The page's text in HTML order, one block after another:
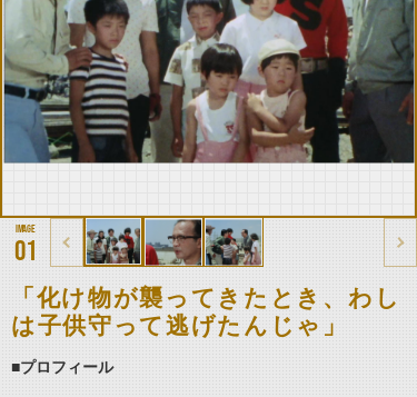
01
「化け物が襲ってきたとき、わし
は子供守って逃げたんじゃ」
■プロフィール